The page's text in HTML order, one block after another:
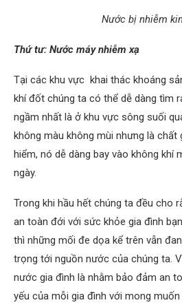
Nước bị nhiễm
Thứ tư: Nước máy nhiễm xạ
Tại các khu vực khai thác khoáng
khí đốt chúng ta có thể dễ dàng tìm
ngầm nhất là ở khu vực sông suối
không màu không mùi nhưng là chất
hiểm, nó dễ dàng bay vào không khí
ngày.
Trong khi hầu hết chúng ta đều cho
an toàn đới với sức khỏe gia đình
thì những mối đe dọa kể trên vẫn
trọng tới nguồn nước của chúng ta.
nước gia đình là nhằm bảo đảm an
yếu của mỗi gia đình với mong